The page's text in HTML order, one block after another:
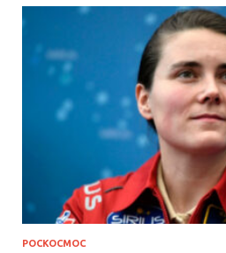
РОСКОСМОС